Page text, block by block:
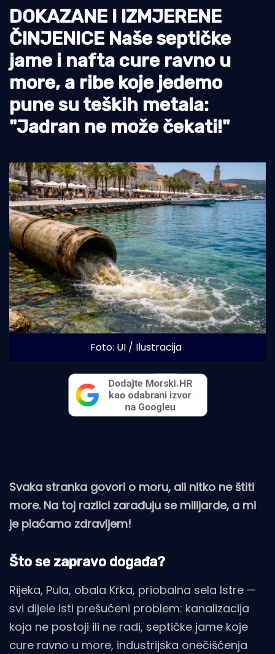
Pomorstvo
Ribolov
Ekologija
Tradicija i kultura
DOKAZANE I IZMJERENE
ČINJENICE Naše septičke
jame i nafta cure ravno u
more, a ribe koje jedemo
pune su teških metala:
"Jadran ne može čekati!"
Foto: UI / Ilustracija
Svaka stranka govori o moru, ali nitko ne štiti
more. Na toj razlici zarađuju se milijarde, a mi
je plaćamo zdravljem!
Što se zapravo događa?
Rijeka, Pula, obala Krka, priobalna sela Istre —
svi dijele isti prešućeni problem: kanalizacija
koja ne postoji ili ne radi, septičke jame koje
cure ravno u more, industrijska onečišćenja